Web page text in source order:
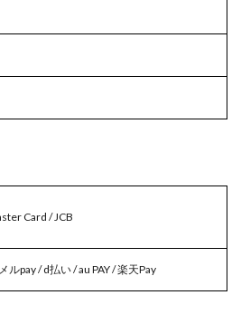
Card / JCB
ルpay / d払い / au PAY / 楽天Pay